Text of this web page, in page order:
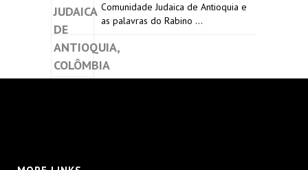
Comunidade Judaica de Antioquia e
as palavras do Rabino …